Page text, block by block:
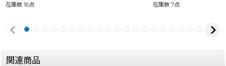
在庫数 16点 在庫数 7点
関連商品